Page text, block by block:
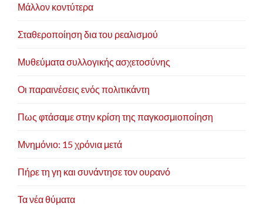
Μάλλον κοντύτερα
Σταθεροποίηση δια του ρεαλισμού
Μυθεύματα συλλογικής ασχετοσύνης
Οι παραινέσεις ενός πολιτικάντη
Πως φτάσαμε στην κρίση της παγκοσμιοποίηση
Μνημόνιο: 15 χρόνια μετά
Πήρε τη γη και συνάντησε τον ουρανό
Τα νέα θύματα